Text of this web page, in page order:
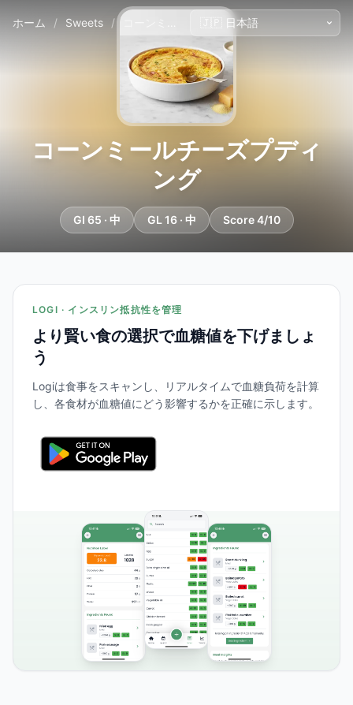
ホーム / Sweets /
コーンミールチーズプディ
ング
GI 65 · 中 GL 16 · 中 Score 4/10
LOGI · インスリン抵抗性を管理
より賢い食の選択で血糖値を下げましょ
う
Logiは食事をスキャンし、リアルタイムで血糖負荷を計算
し、各食材が血糖値にどう影響するかを正確に示します。